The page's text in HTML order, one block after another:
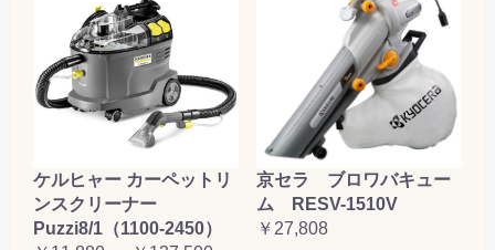
ケルヒャー カーペットリ
ンスクリーナー
Puzzi8/1（1100-2450）
京セラ ブロワバキュー
ム RESV-1510V
￥27,808